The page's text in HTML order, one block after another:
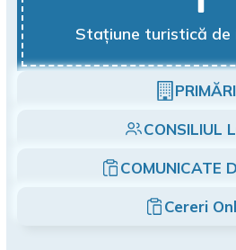
Stațiune turistică de
CONSILIUL
COMUNICATE
Cereri